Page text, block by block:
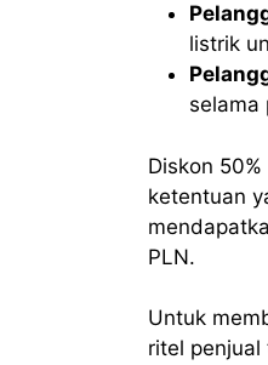
listrik
selama
Diskon
ketentuan
PLN.
Untuk
ritel